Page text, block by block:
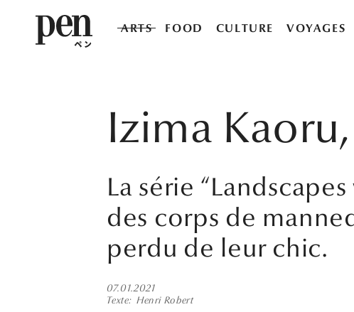
ARTS FOOD CULTURE VOYAGES
Izima
La série
des corps de
perdu de leur chic.
07.01.2021
Texte
Henri Robert